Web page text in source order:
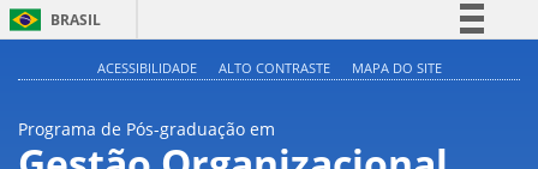
BRASIL
ACESSIBILIDADE ALTO CONTRASTE MAPA DO SITE
Programa de Pós-graduação em